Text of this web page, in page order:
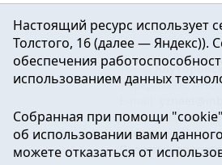
16+ ©
Учредитель: АНО
массовых
Политика
Настоящий ресурс использует
Толстого, 16 (далее — Яндекс)).
обеспечения
использованием данных
Собранная при помощи
об использовании вами
можете отказаться от